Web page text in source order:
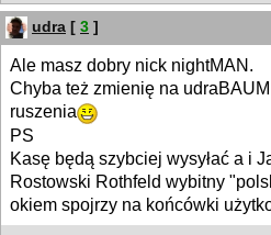
udra [ 3 ]
Ale masz dobry nick nightMAN.
Chyba też zmienię na
ruszenia
PS
Kasę będą szybciej wysyłać a i
Rostowski Rothfeld wybitny
okiem spojrzy na końcówki